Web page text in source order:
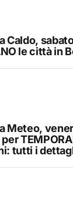
Caldo,
le città in
Meteo,
tutti i